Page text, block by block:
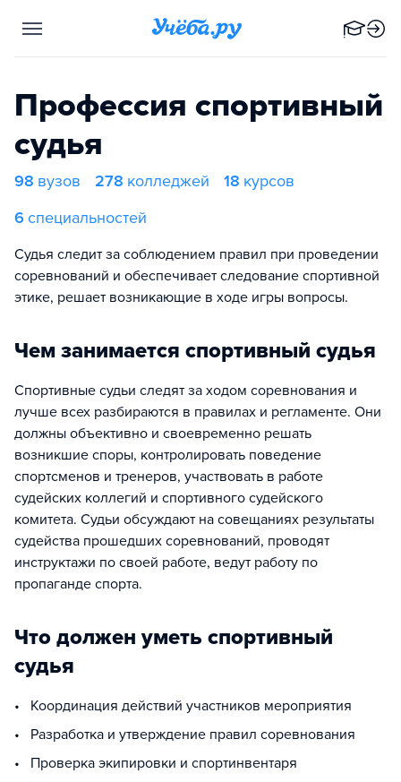
Профессия спортивный
судья
98 вузов 278 колледжей 18 курсов
6 специальностей
Судья следит за соблюдением правил при проведении
соревнований и обеспечивает следование спортивной
этике, решает возникающие в ходе игры вопросы.
Чем занимается спортивный судья
Спортивные судьи следят за ходом соревнования и
лучше всех разбираются в правилах и регламенте. Они
должны объективно и своевременно решать
возникшие споры, контролировать поведение
спортсменов и тренеров, участвовать в работе
судейских коллегий и спортивного судейского
комитета. Судьи обсуждают на совещаниях результаты
судейства прошедших соревнований, проводят
инструктажи по своей работе, ведут работу по
пропаганде спорта.
Что должен уметь спортивный
судья
• Координация действий участников мероприятия
• Разработка и утверждение правил соревнования
• Проверка экипировки и спортинвентаря